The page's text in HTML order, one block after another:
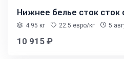
Нижнее белье сток сток
4.95 кг 22.5 евро/кг 5
10 915 ₽